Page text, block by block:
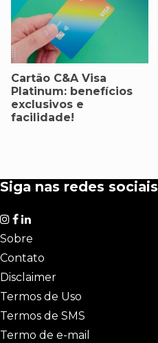
Cartão C&A Visa
Platinum: benefícios
exclusivos e
facilidade!
Siga nas redes sociais
Sobre
Contato
Disclaimer
Termos de Uso
Termos de SMS
Termo de e-mail